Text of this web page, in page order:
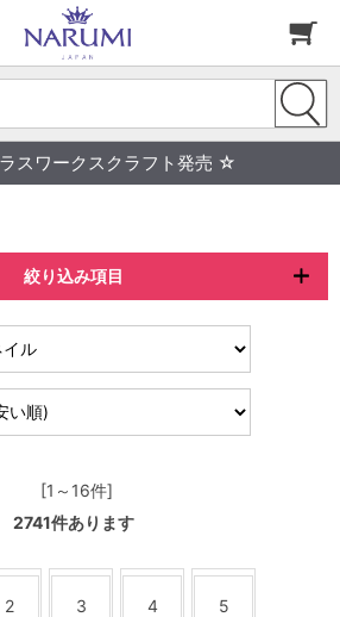
スワークスクラフト発売 ☆
絞り込み項目
[1～16件]
2741件あります
2 3 4 5